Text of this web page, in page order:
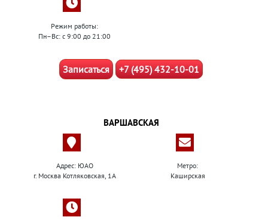
Режим работы:
Пн–Вс: с 9:00 до 21:00
Записаться +7 (495) 432-10-01
ВАРШАВСКАЯ
Адрес: ЮАО
г. Москва Котляковская, 1А
Метро:
Каширская